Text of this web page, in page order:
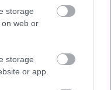
storage
web or
storage
or app.
των